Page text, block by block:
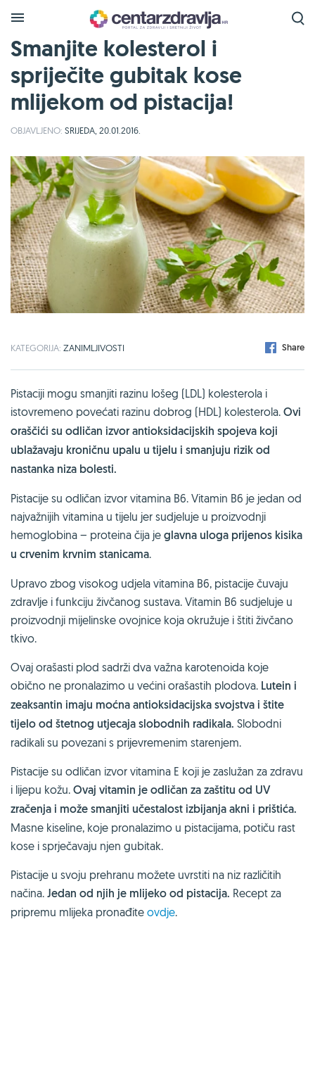
Smanjite kolesterol i
spriječite gubitak kose
mlijekom od pistacija!
OBJAVLJENO: SRIJEDA, 20.01.2016.
KATEGORIJA: ZANIMLJIVOSTI Share
Pistaciji mogu smanjiti razinu lošeg (LDL) kolesterola i
istovremeno povećati razinu dobrog (HDL) kolesterola. Ovi
oraščići su odličan izvor antioksidacijskih spojeva koji
ublažavaju kroničnu upalu u tijelu i smanjuju rizik od
nastanka niza bolesti.
Pistacije su odličan izvor vitamina B6. Vitamin B6 je jedan od
najvažnijih vitamina u tijelu jer sudjeluje u proizvodnji
hemoglobina – proteina čija je glavna uloga prijenos kisika
u crvenim krvnim stanicama.
Upravo zbog visokog udjela vitamina B6, pistacije čuvaju
zdravlje i funkciju živčanog sustava. Vitamin B6 sudjeluje u
proizvodnji mijelinske ovojnice koja okružuje i štiti živčano
tkivo.
Ovaj orašasti plod sadrži dva važna karotenoida koje
obično ne pronalazimo u većini orašastih plodova. Lutein i
zeaksantin imaju moćna antioksidacijska svojstva i štite
tijelo od štetnog utjecaja slobodnih radikala. Slobodni
radikali su povezani s prijevremenim starenjem.
Pistacije su odličan izvor vitamina E koji je zaslužan za zdravu
i lijepu kožu. Ovaj vitamin je odličan za zaštitu od UV
zračenja i može smanjiti učestalost izbijanja akni i prištića.
Masne kiseline, koje pronalazimo u pistacijama, potiču rast
kose i sprječavaju njen gubitak.
Pistacije u svoju prehranu možete uvrstiti na niz različitih
načina. Jedan od njih je mlijeko od pistacija. Recept za
pripremu mlijeka pronađite ovdje.